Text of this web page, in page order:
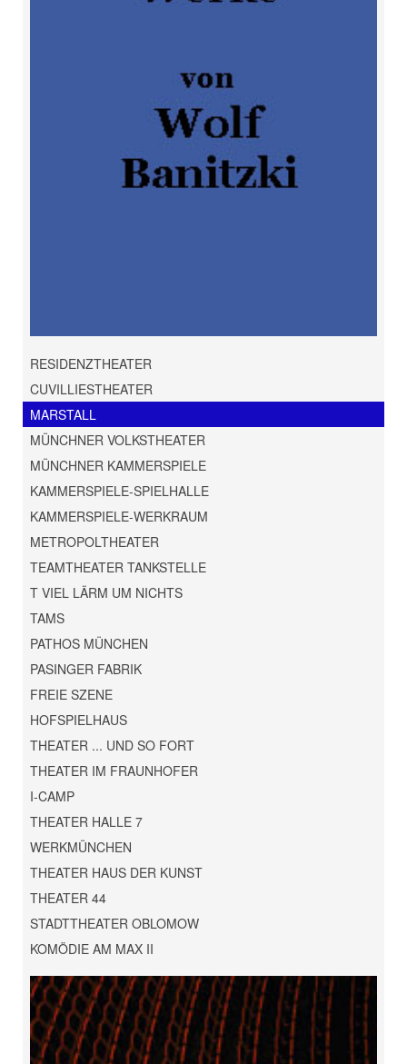
RESIDENZTHEATER
CUVILLIESTHEATER
MARSTALL
MÜNCHNER VOLKSTHEATER
MÜNCHNER KAMMERSPIELE
KAMMERSPIELE-SPIELHALLE
KAMMERSPIELE-WERKRAUM
METROPOLTHEATER
TEAMTHEATER TANKSTELLE
T VIEL LÄRM UM NICHTS
TAMS
PATHOS MÜNCHEN
PASINGER FABRIK
FREIE SZENE
HOFSPIELHAUS
THEATER ... UND SO FORT
THEATER IM FRAUNHOFER
I-CAMP
THEATER HALLE 7
WERKMÜNCHEN
THEATER HAUS DER KUNST
THEATER 44
STADTTHEATER OBLOMOW
KOMÖDIE AM MAX II